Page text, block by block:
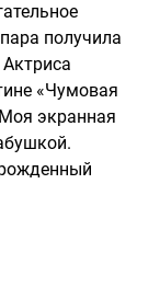
получила
«Чумовая
экранная